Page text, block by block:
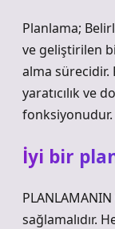
Planlama;
ve geliştirilen
alma sürecidir.
yaratıcılık ve
fonksiyonudur.
İyi bir
PLANLAMANIN
sağlamalıdır.